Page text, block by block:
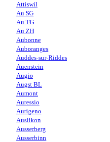
Attiswil
Au SG
Au TG
Au ZH
Aubonne
Auboranges
Auddes-sur-Riddes
Auenstein
Augio
Augst BL
Aumont
Auressio
Aurigeno
Auslikon
Ausserberg
Ausserbinn